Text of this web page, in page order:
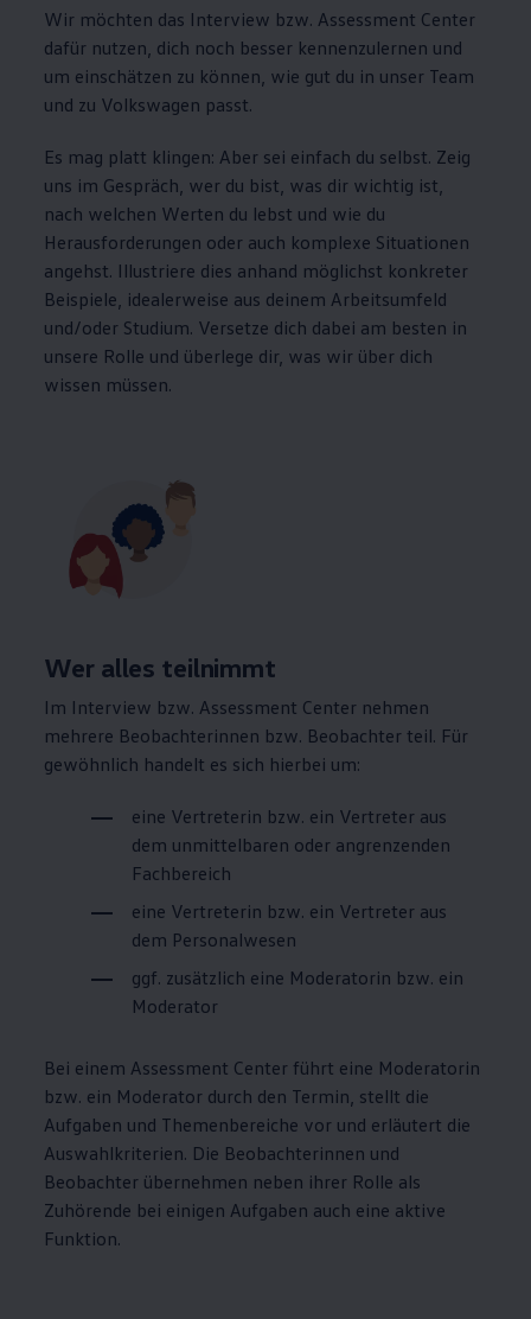
Wir möchten das Interview bzw. Assessment Center
dafür nutzen, dich noch besser kennenzulernen und
um einschätzen zu können, wie gut du in unser Team
und zu Volkswagen passt.
Es mag platt klingen: Aber sei einfach du selbst. Zeig
uns im Gespräch, wer du bist, was dir wichtig ist,
nach welchen Werten du lebst und wie du
Herausforderungen oder auch komplexe Situationen
angehst. Illustriere dies anhand möglichst konkreter
Beispiele, idealerweise aus deinem Arbeitsumfeld
und/oder Studium. Versetze dich dabei am besten in
unsere Rolle und überlege dir, was wir über dich
wissen müssen.
Wer alles teilnimmt
Im Interview bzw. Assessment Center nehmen
mehrere Beobachterinnen bzw. Beobachter teil. Für
gewöhnlich handelt es sich hierbei um:
eine Vertreterin bzw. ein Vertreter aus
dem unmittelbaren oder angrenzenden
Fachbereich
eine Vertreterin bzw. ein Vertreter aus
dem Personalwesen
ggf. zusätzlich eine Moderatorin bzw. ein
Moderator
Bei einem Assessment Center führt eine Moderatorin
bzw. ein Moderator durch den Termin, stellt die
Aufgaben und Themenbereiche vor und erläutert die
Auswahlkriterien. Die Beobachterinnen und
Beobachter übernehmen neben ihrer Rolle als
Zuhörende bei einigen Aufgaben auch eine aktive
Funktion.